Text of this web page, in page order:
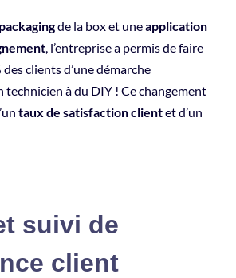
de la box et uneapplication
, l’entreprise a permis de faire
clients d’une démarche
technicien à du DIY ! Ce changement
taux de satisfaction clientet d’un
suivi de
client